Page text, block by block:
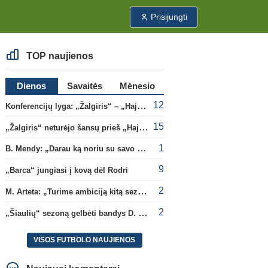
Prisijungti
TOP naujienos
Dienos Savaitės
Mėnesio
Konferencijų lyga: „Žalgiris“ – „Hajduk“ (rungtynės tiesiogiai)
12
„Žalgiris“ neturėjo šansų prieš „Hajduk“ 15
B. Mendy: „Darau ką noriu su savo pasaulio čempionato titulu“ 1
„Barca“ jungiasi į kovą dėl Rodri 9
M. Arteta: „Turime ambiciją kitą sezoną kovoti dėl visų titulų“ 2
„Šiaulių“ sezoną gelbėti bandys D. Lastauskas 2
VISOS FUTBOLO NAUJIENOS